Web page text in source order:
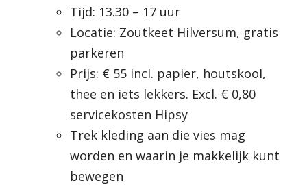
Tijd: 13.30 – 17 uur
Locatie: Zoutkeet Hilversum, gratis
parkeren
Prijs: € 55 incl. papier, houtskool,
thee en iets lekkers. Excl. € 0,80
servicekosten Hipsy
Trek kleding aan die vies mag
worden en waarin je makkelijk kunt
bewegen